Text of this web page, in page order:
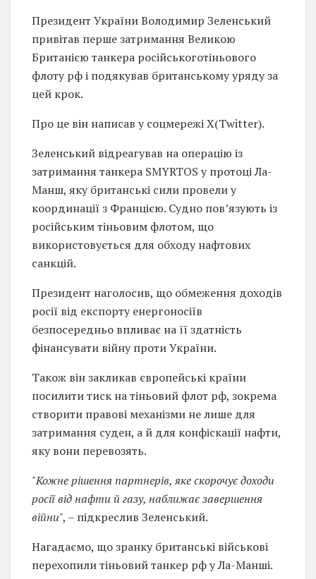
Президент України Володимир Зеленський
привітав перше затримання Великою
Британією танкера російськоготіньового
флоту рф і подякував британському уряду за
цей крок.
Про це він написав у соцмережі X(Twitter).
Зеленський відреагував на операцію із
затримання танкера SMYRTOS у протоці Ла-
Манш, яку британські сили провели у
координації з Францією. Судно пов’язують із
російським тіньовим флотом, що
використовується для обходу нафтових
санкцій.
Президент наголосив, що обмеження доходів
росії від експорту енергоносіїв
безпосередньо впливає на її здатність
фінансувати війну проти України.
Також він закликав європейські країни
посилити тиск на тіньовий флот рф, зокрема
створити правові механізми не лише для
затримання суден, а й для конфіскації нафти,
яку вони перевозять.
"Кожне рішення партнерів, яке скорочує доходи
росії від нафти й газу, наближає завершення
війни", – підкреслив Зеленський.
Нагадаємо, що зранку британські військові
перехопили тіньовий танкер рф у Ла-Манші.